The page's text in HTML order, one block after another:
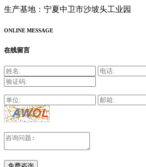
生产基地：宁夏中卫市沙坡头工业园
ONLINE MESSAGE
在线留言